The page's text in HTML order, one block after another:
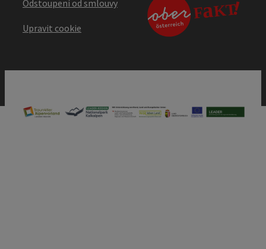
Odstoupení od smlouvy
Upravit cookie